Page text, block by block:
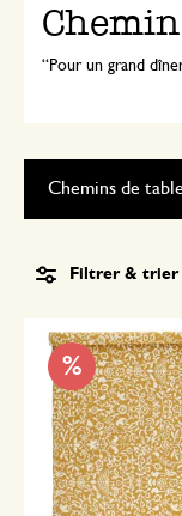
Pour un grand dîner entre amis ou le petit déjeuner quotidien, nos chemins de table vous permettent
Chemins de
Filtrer & trier
%